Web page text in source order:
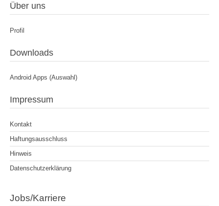
Über uns
Profil
Downloads
Android Apps (Auswahl)
Impressum
Kontakt
Haftungsausschluss
Hinweis
Datenschutzerklärung
Jobs/Karriere